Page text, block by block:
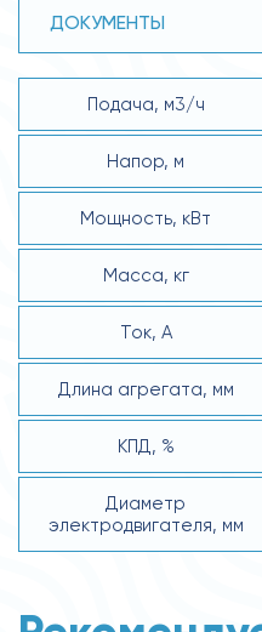
ДОКУМЕНТЫ
Подача, м3/ч
Напор, м
Мощность, кВт
Масса, кг
Ток, А
Длина агрегата, мм
КПД, %
Диаметр
электродвигателя, мм